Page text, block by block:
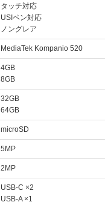
タッチ対応
USIペン対応
ノングレア
MediaTek Kompanio 520
4GB
8GB
32GB
64GB
microSD
5MP
2MP
USB-C ×2
USB-A ×1